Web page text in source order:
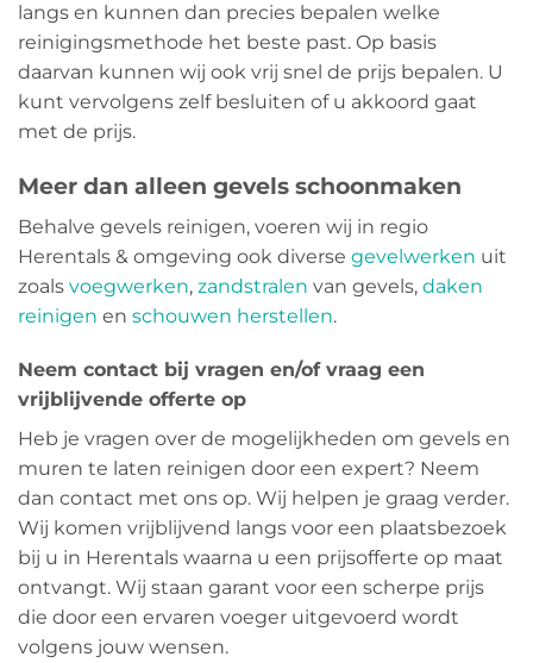
langs en kunnen dan precies bepalen welke
reinigingsmethode het beste past. Op basis
daarvan kunnen wij ook vrij snel de prijs bepalen. U
kunt vervolgens zelf besluiten of u akkoord gaat
met de prijs.
Meer dan alleen gevels schoonmaken
Behalve gevels reinigen, voeren wij in regio
Herentals & omgeving ook diverse gevelwerken uit
zoals voegwerken, zandstralen van gevels, daken
reinigen en schouwen herstellen.
Neem contact bij vragen en/of vraag een
vrijblijvende offerte op
Heb je vragen over de mogelijkheden om gevels en
muren te laten reinigen door een expert? Neem
dan contact met ons op. Wij helpen je graag verder.
Wij komen vrijblijvend langs voor een plaatsbezoek
bij u in Herentals waarna u een prijsofferte op maat
ontvangt. Wij staan garant voor een scherpe prijs
die door een ervaren voeger uitgevoerd wordt
volgens jouw wensen.